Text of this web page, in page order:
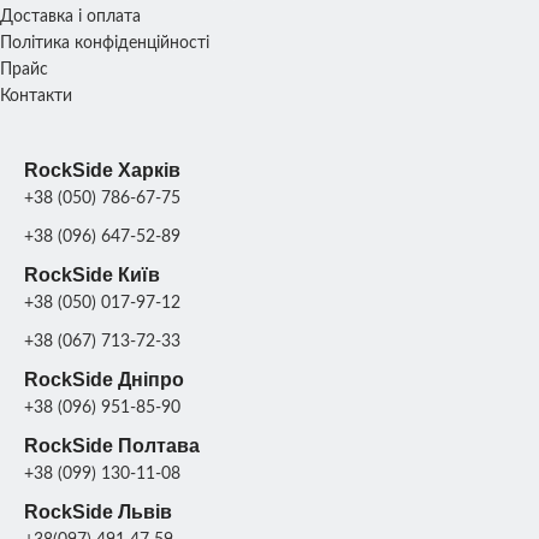
Доставка і оплата
Політика конфіденційності
Прайс
Контакти
RockSide Харків
+38 (050) 786-67-75
+38 (096) 647-52-89
RockSide Київ
+38 (050) 017-97-12
+38 (067) 713-72-33
RockSide Дніпро
+38 (096) 951-85-90
RockSide Полтава
+38 (099) 130-11-08
RockSide Львів